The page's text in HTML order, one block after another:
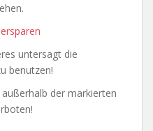
untersagt die
benutzen!
der markierten